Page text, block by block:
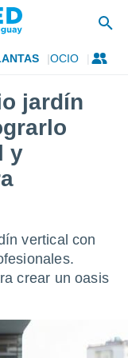
OCIO
jardín
y
vertical con
crear un oasis